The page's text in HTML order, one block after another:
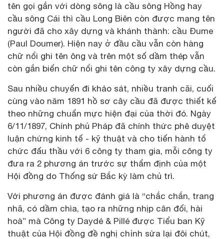
tên gọi gắn với dòng sông là cầu sông Hồng hay
cầu sông Cái thì cầu Long Biên còn được mang tên
người đã cho xây dựng và khánh thành: cầu Đume
(Paul Doumer). Hiện nay ở đầu cầu vẫn còn hàng
chữ nổi ghi tên ông và trên một số dầm thép vẫn
còn gắn biển chữ nổi ghi tên công ty xây dựng cầu.
Sau nhiều chuyến đi khảo sát, nhiều tranh cãi, cuối
cùng vào năm 1891 hồ sơ cây cầu đã được thiết kế
theo những chuẩn mực hiện đại của thời đó. Ngày
6/11/1897, Chính phủ Pháp đã chính thức phê duyệt
luận chứng kinh tế - kỹ thuật và cho tiến hành tổ
chức đấu thầu với 6 công ty tham gia, mỗi công ty
đưa ra 2 phương án trước sự thẩm định của một
Hội đồng do Thống sứ Bắc kỳ làm chủ trì.
Với phương án được đánh giá là “chắc chắn, trang
nhã, có dầm chìa, tạo ra những nhịp cân đối, hài
hoà” mà Công ty Daydé & Pillé được Tiểu ban Kỹ
thuật của Hội đồng đề nghị chỉnh sửa lại đôi chút,